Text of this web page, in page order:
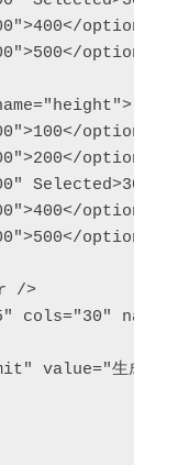
option>
option>
option>
option>
Selected>300</
option>
option>
/>
cols="30"
value="生成图